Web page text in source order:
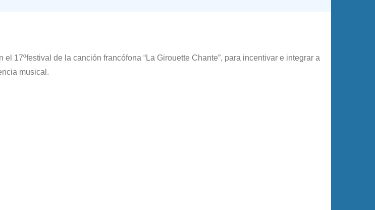
17ºfestival de la canción francófona “La Girouette Chante”, para incentivar e integrar a
musical.